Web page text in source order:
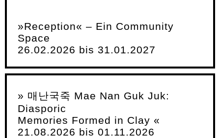
»Reception« – Ein Community
Space
26.02.2026 bis 31.01.2027
» 매난국죽 Mae Nan Guk Juk:
Diasporic
Memories Formed in Clay «
21.08.2026 bis 01.11.2026